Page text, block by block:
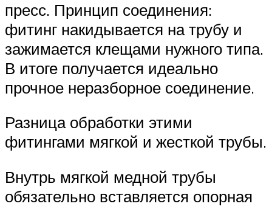
пресс. Принцип соединения:
фитинг накидывается на трубу и
зажимается клещами нужного типа.
В итоге получается идеально
прочное неразборное соединение.
Разница обработки этими
фитингами мягкой и жесткой трубы.
Внутрь мягкой медной трубы
обязательно вставляется опорная